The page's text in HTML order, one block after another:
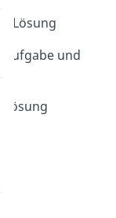
- Lösung
Aufgabe und
Lösung